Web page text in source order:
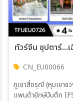
CN_EU00066
ภูเขาสี่ดรุณี (หุบเขาซ
แพนด้ายักษ์ปีนตึก